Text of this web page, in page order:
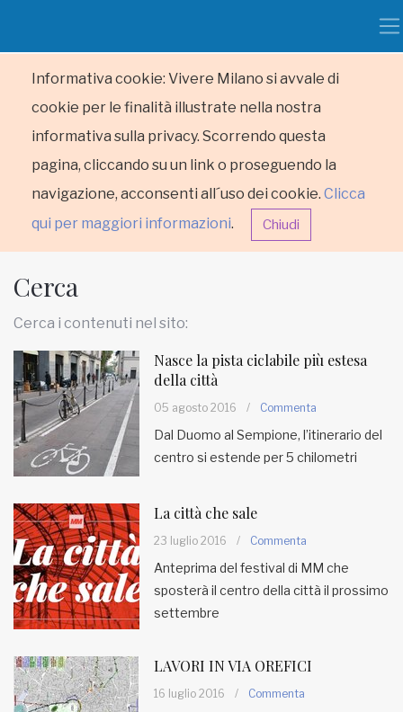
Informativa cookie: Vivere Milano si avvale di
cookie per le finalità illustrate nella nostra
informativa sulla privacy. Scorrendo questa
pagina, cliccando su un link o proseguendo la
navigazione, acconsenti all´uso dei cookie. Clicca
qui per maggiori informazioni. Chiudi
HOME
RUBRICHE
MUNICIPI
Inviateci le vostre segnalazioni
Iscriviti alla newsletter
www.viveremilano.info
Fondato e diretto da Enzo De
EDB edizioni - Via Brivio angolo C.
Imbonati, 89 20159 Milano (Italia)
Informativa sulla privacy
Cerca
Cerca i contenuti nel sito:
Nasce la pista ciclabile più estesa
della città
05 agosto 2016 / Commenta
Dal Duomo al Sempione, l’itinerario del
centro si estende per 5 chilometri
La città che sale
23 luglio 2016 / Commenta
Anteprima del festival di MM che
sposterà il centro della città il prossimo
settembre
LAVORI IN VIA OREFICI
16 luglio 2016 / Commenta